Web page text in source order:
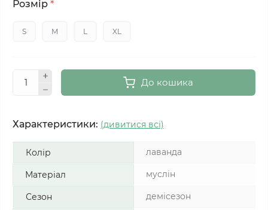
Розмір *
S M L XL
До кошика
Характеристики: (дивитися всі)
Колір лаванда
Матеріал муслін
Сезон демісезон